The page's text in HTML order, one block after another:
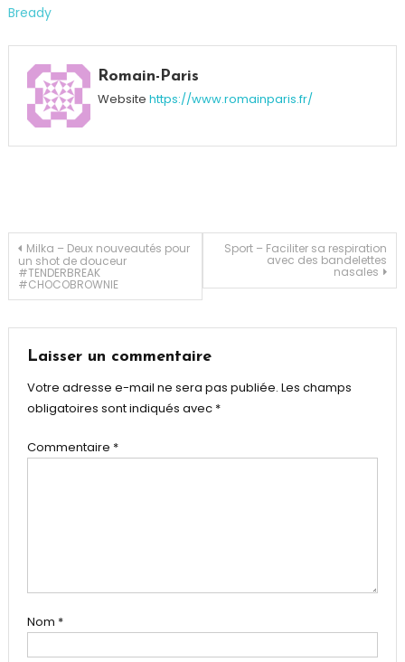
Bready
bon
Culte,
Objets
collector ,
Pâte
à
tartiner
Romain-Paris
Website https://www.romainparis.fr/
Navigation
de
l’article
Milka – Deux nouveautés pour
un shot de douceur
#TENDERBREAK
#CHOCOBROWNIE
Sport – Faciliter sa respiration
avec des bandelettes
nasales
Laisser un commentaire
Votre adresse e-mail ne sera pas publiée. Les champs
obligatoires sont indiqués avec *
Commentaire *
Nom *